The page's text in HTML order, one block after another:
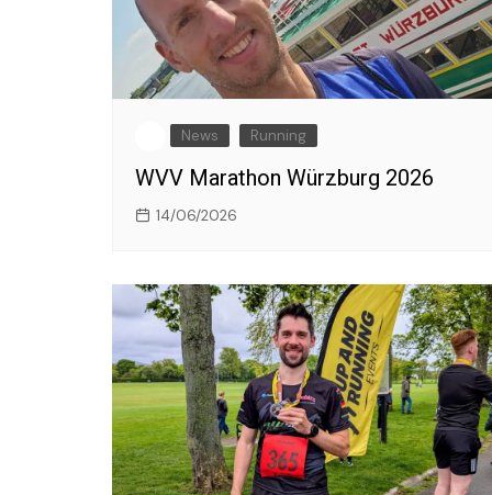
News Running
WVV Marathon Würzburg 2026
14/06/2026